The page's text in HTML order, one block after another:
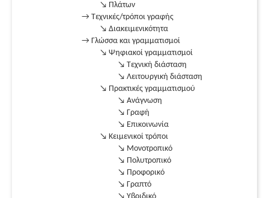
↘ Πλάτων
→ Τεχνικές/τρόποι γραφής
↘ Διακειμενικότητα
→ Γλώσσα και γραμματισμοί
↘ Ψηφιακοί γραμματισμοί
↘ Τεχνική διάσταση
↘ Λειτουργική διάσταση
↘ Πρακτικές γραμματισμού
↘ Ανάγνωση
↘ Γραφή
↘ Επικοινωνία
↘ Κειμενικοί τρόποι
↘ Μονοτροπικό
↘ Πολυτροπικό
↘ Προφορικό
↘ Γραπτό